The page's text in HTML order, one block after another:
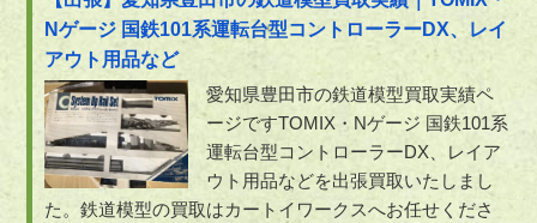
Nゲージ 国鉄101系運転台型コントローラーDX、レイ
アウト用品など
愛知県豊田市の鉄道模型買取実績ペ
ージですTOMIX・Nゲージ 国鉄101系
運転台型コントローラーDX、レイア
ウト用品などを出張買取いたしまし
た。鉄道模型の買取はカートイワークスへお任せくださ